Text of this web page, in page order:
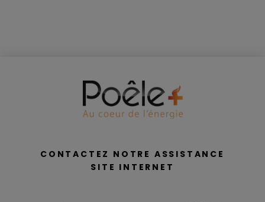
CONTACTEZ NOTRE ASSISTANCE
SITE INTERNET